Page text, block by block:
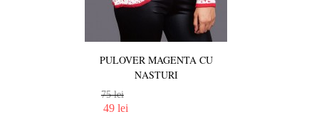
PULOVER MAGENTA CU
NASTURI
75 lei
49 lei